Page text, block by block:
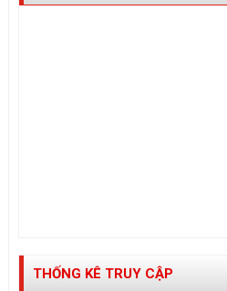
THỐNG KÊ TRUY CẬP